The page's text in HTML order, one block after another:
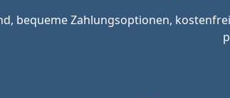
bequeme Zahlungsoptionen,